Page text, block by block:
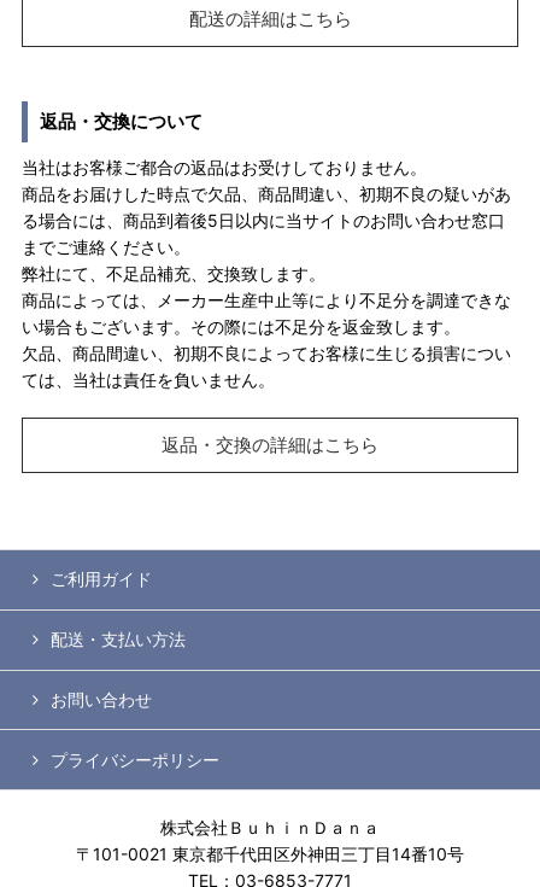
配送の詳細はこちら
返品・交換について
当社はお客様ご都合の返品はお受けしておりません。
商品をお届けした時点で欠品、商品間違い、初期不良の疑いがあ
る場合には、商品到着後5日以内に当サイトのお問い合わせ窓口
までご連絡ください。
弊社にて、不足品補充、交換致します。
商品によっては、メーカー生産中止等により不足分を調達できな
い場合もございます。その際には不足分を返金致します。
欠品、商品間違い、初期不良によってお客様に生じる損害につい
ては、当社は責任を負いません。
返品・交換の詳細はこちら
ご利用ガイド
配送・支払い方法
お問い合わせ
プライバシーポリシー
株式会社ＢｕｈｉｎＤａｎａ
〒101-0021 東京都千代田区外神田三丁目14番10号
TEL：03-6853-7771